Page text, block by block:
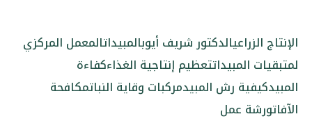
الإنتاج الزراعيالدكتور شريف أيوبالمبيداتالمعمل المركزي
لمتبقيات المبيداتتعظيم إنتاجية الغذاءكفاءة
المبيدكيفية رش المبيدمركبات وقاية النباتمكافحة
الآفاتورشة عمل